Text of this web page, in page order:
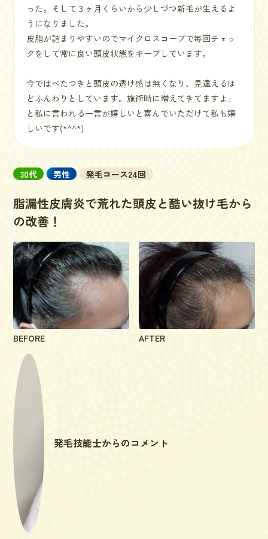
った。そして３ヶ月くらいから少しづつ新毛が生えるよ
うになりました。
皮脂が詰まりやすいのでマイクロスコープで毎回チェッ
クをして常に良い頭皮状態をキープしています。
今ではべたつきと頭皮の透け感は無くなり、見違えるほ
どふんわりとしています。施術時に増えてきてますよ」
と私に言われる一言が嬉しいと喜んでいただけて私も嬉
しいです(*^^*)
30代 男性 発毛コース24回
脂漏性皮膚炎で荒れた頭皮と酷い抜け毛から
の改善！
BEFORE AFTER
発毛技能士からのコメント